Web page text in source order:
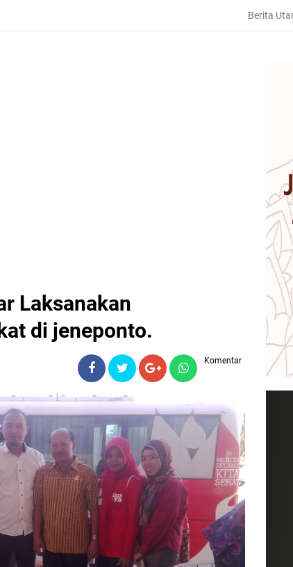
Berita
Laksanakan
di jeneponto.
Komentar